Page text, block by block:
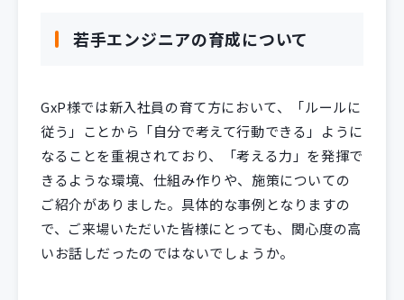
若手エンジニアの育成について
GxP様では新入社員の育て方において、「ルールに
従う」ことから「自分で考えて行動できる」ように
なることを重視されており、「考える力」を発揮で
きるような環境、仕組み作りや、施策についての
ご紹介がありました。具体的な事例となりますの
で、ご来場いただいた皆様にとっても、関心度の高
いお話しだったのではないでしょうか。